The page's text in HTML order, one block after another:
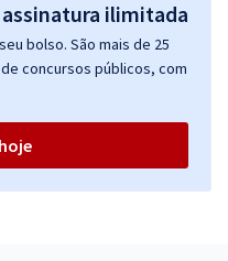
bolso. São mais de 25
concursos públicos, com